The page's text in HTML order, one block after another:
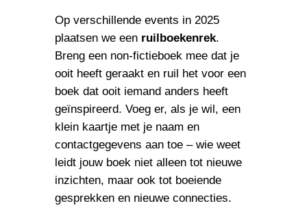
Op verschillende events in 2025
plaatsen we een ruilboekenrek.
Breng een non-fictieboek mee dat je
ooit heeft geraakt en ruil het voor een
boek dat ooit iemand anders heeft
geïnspireerd. Voeg er, als je wil, een
klein kaartje met je naam en
contactgegevens aan toe – wie weet
leidt jouw boek niet alleen tot nieuwe
inzichten, maar ook tot boeiende
gesprekken en nieuwe connecties.